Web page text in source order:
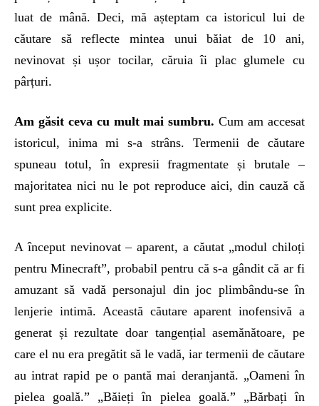
luat de mână. Deci, mă așteptam ca istoricul lui de
căutare să reflecte mintea unui băiat de 10 ani,
nevinovat și ușor tocilar, căruia îi plac glumele cu
pârțuri.
Am găsit ceva cu mult mai sumbru. Cum am accesat
istoricul, inima mi s-a strâns. Termenii de căutare
spuneau totul, în expresii fragmentate și brutale –
majoritatea nici nu le pot reproduce aici, din cauză că
sunt prea explicite.
A început nevinovat – aparent, a căutat „modul chiloți
pentru Minecraft”, probabil pentru că s-a gândit că ar fi
amuzant să vadă personajul din joc plimbându-se în
lenjerie intimă. Această căutare aparent inofensivă a
generat și rezultate doar tangențial asemănătoare, pe
care el nu era pregătit să le vadă, iar termenii de căutare
au intrat rapid pe o pantă mai deranjantă. „Oameni în
pielea goală.” „Băieți în pielea goală.” „Bărbați în